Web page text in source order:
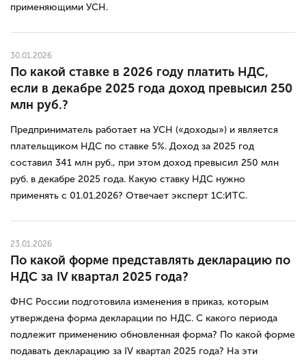
применяющими УСН.
30.01.2026
По какой ставке в 2026 году платить НДС,
если в декабре 2025 года доход превысил 250
млн руб.?
Предприниматель работает на УСН («доходы») и является
плательщиком НДС по ставке 5%. Доход за 2025 год
составил 341 млн руб., при этом доход превысил 250 млн
руб. в декабре 2025 года. Какую ставку НДС нужно
применять с 01.01.2026? Отвечает эксперт 1С:ИТС.
23.01.2026
По какой форме представлять декларацию по
НДС за IV квартал 2025 года?
ФНС России подготовила изменения в приказ, которым
утверждена форма декларации по НДС. С какого периода
подлежит применению обновленная форма? По какой форме
подавать декларацию за IV квартал 2025 года? На эти